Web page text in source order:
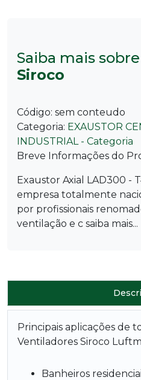
Saiba mais sobre
Siroco
Código: sem conteudo
Categoria: EXAUSTOR
INDUSTRIAL - Categoria
Breve Informações do
Exaustor Axial LAD300 -
empresa totalmente
por profissionais
ventilação e c saiba mais...
Principais aplicações de
Ventiladores Siroco
Banheiros